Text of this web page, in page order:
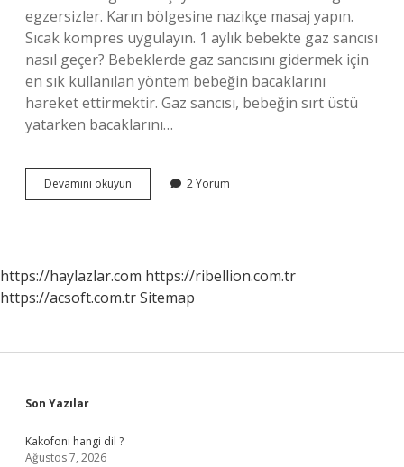
egzersizler. Karın bölgesine nazikçe masaj yapın.
Sıcak kompres uygulayın. 1 aylık bebekte gaz sancısı
nasıl geçer? Bebeklerde gaz sancısını gidermek için
en sık kullanılan yöntem bebeğin bacaklarını
hareket ettirmektir. Gaz sancısı, bebeğin sırt üstü
yatarken bacaklarını…
Devamını okuyun Bebekler
Için
Kullanılır
2 Yorum
https://haylazlar.com https://ribellion.com.tr
https://acsoft.com.trSitemap
Sidebar
Son Yazılar
Kakofoni hangi dil ?
Ağustos 7, 2026